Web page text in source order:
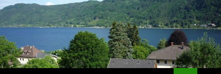
Zum
Inhalt
springen